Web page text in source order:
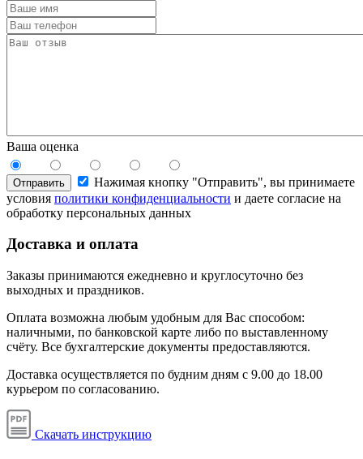
Ваша оценка
Отправить
Нажимая кнопку "Отправить", вы принимаете
условия политики конфиденциальности и даете согласие на
обработку персональных данных
Доставка и оплата
Заказы принимаются ежедневно и круглосуточно без
выходных и праздников.
Оплата возможна любым удобным для Вас способом:
наличными, по банковской карте либо по выставленному
счёту. Все бухгалтерские документы предоставляются.
Доставка осуществляется по будним дням с 9.00 до 18.00
курьером по согласованию.
Скачать инструкцию